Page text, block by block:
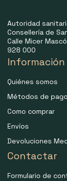
Autoridad
Consellería de
Calle Micer
928 000
Información
Quiénes somos
Métodos de pago
Como comprar
Envíos
Devoluciones
Contactar
Formulario de